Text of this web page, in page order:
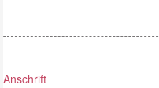
Anschrift